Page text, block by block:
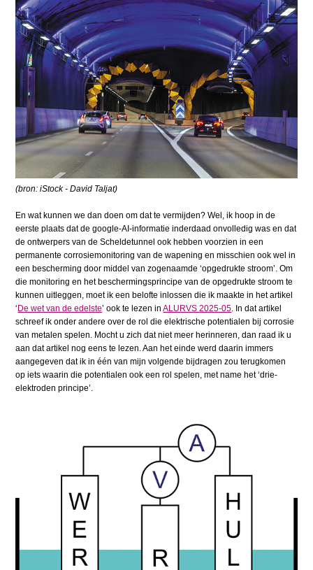
(bron:iStock - David Taljat)
En wat kunnen we dan doen om dat te vermijden? Wel, ik hoop in de
eerste plaats dat de google-AI-informatie inderdaad onvolledig was en dat
de ontwerpers van de Scheldetunnel ook hebben voorzien in een
permanente corrosiemonitoring van de wapening en misschien ook wel in
een bescherming door middel van zogenaamde ‘opgedrukte stroom’. Om
die monitoring en het beschermingsprincipe van de opgedrukte stroom te
kunnen uitleggen, moet ik een belofte inlossen die ik maakte in het artikel
‘ De wet van de edelste’ ook te lezen inALURVS 2025-05. In dat artikel
schreef ik onder andere over de rol die elektrische potentialen bij corrosie
van metalen spelen. Mocht u zich dat niet meer herinneren, dan raad ik u
aan dat artikel nog eens te lezen. Aan het einde werd daarin immers
aangegeven dat ik in één van mijn volgende bijdragen zou terugkomen
op iets waarin die potentialen ook een rol spelen, met name het ‘drie-
elektroden principe’.